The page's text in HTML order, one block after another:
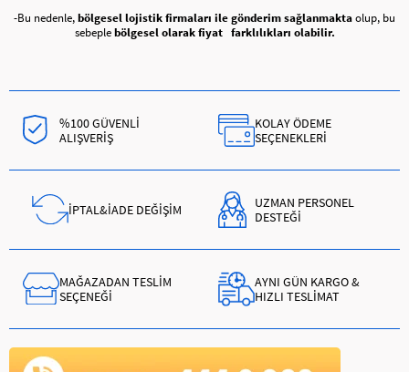
-Bu nedenle,bölgesel lojistik firmaları ile gönderim sağlanmaktaolup, bu
sebeplebölgesel olarak fiyat farklılıkları olabilir.
%100 GÜVENLİ
ALIŞVERİŞ
KOLAY ÖDEME
SEÇENEKLERİ
İPTAL&İADE DEĞİŞİM
UZMAN PERSONEL
DESTEĞİ
MAĞAZADAN TESLİM
SEÇENEĞİ
AYNI GÜN KARGO &
HIZLI TESLİMAT